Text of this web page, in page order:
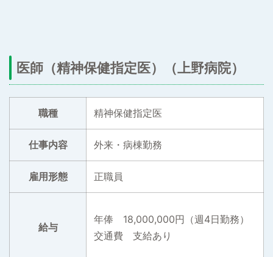
医師（精神保健指定医）（上野病院）
職種 精神保健指定医
仕事内容 外来・病棟勤務
雇用形態 正職員
給与
年俸 18,000,000円（週4日勤務）
交通費 支給あり